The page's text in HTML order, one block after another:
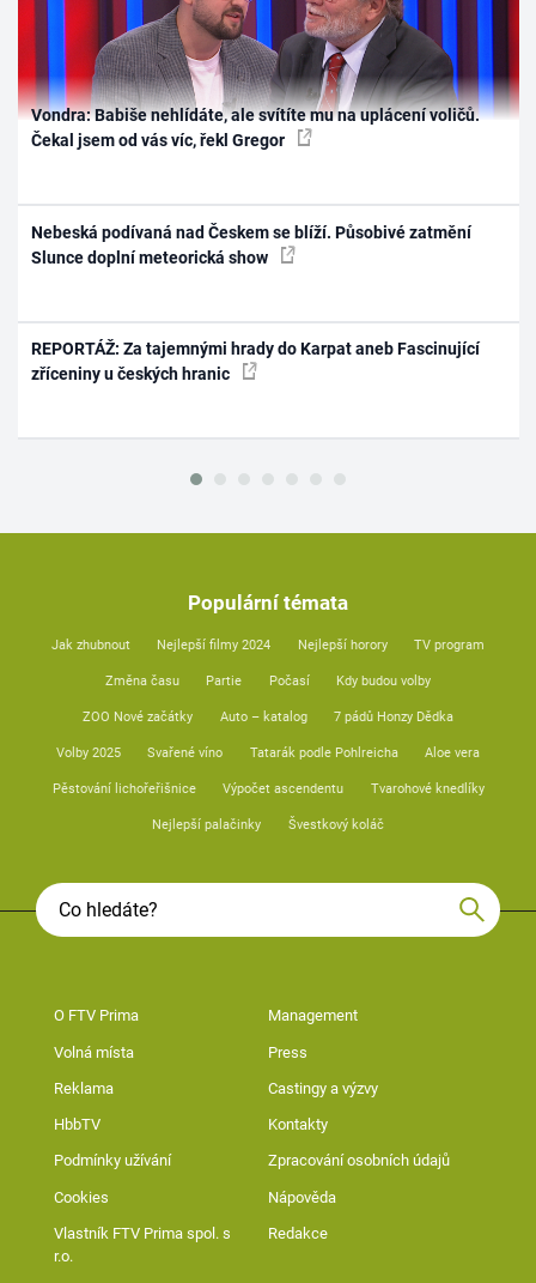
Vondra: Babiše nehlídáte, ale svítíte mu na uplácení voličů.
Čekal jsem od vás víc, řekl Gregor
Nebeská podívaná nad Českem se blíží. Působivé zatmění
Slunce doplní meteorická show
REPORTÁŽ: Za tajemnými hrady do Karpat aneb Fascinující
zříceniny u českých hranic
Populární témata
Jak zhubnout Nejlepší filmy 2024 Nejlepší horory TV program
Změna času Partie Počasí Kdy budou volby
ZOO Nové začátky Auto – katalog 7 pádů Honzy Dědka
Volby 2025 Svařené víno Tatarák podle Pohlreicha Aloe vera
Pěstování lichořeřišnice Výpočet ascendentu Tvarohové knedlíky
Nejlepší palačinky Švestkový koláč
O FTV Prima Management
Volná místa Press
Reklama Castingy a výzvy
HbbTV Kontakty
Podmínky užívání Zpracování osobních údajů
Cookies Nápověda
Vlastník FTV Prima spol. s
r.o.
Redakce